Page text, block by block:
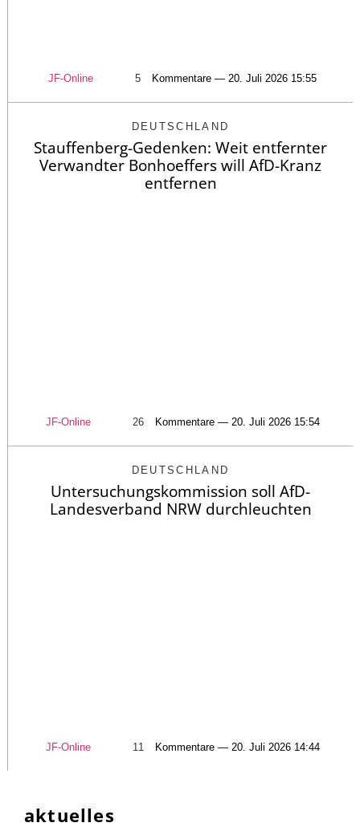
JF-Online 5 Kommentare — 20. Juli 2026 15:55
DEUTSCHLAND
Stauffenberg-Gedenken: Weit entfernter
Verwandter Bonhoeffers will AfD-Kranz
entfernen
JF-Online 26 Kommentare — 20. Juli 2026 15:54
DEUTSCHLAND
Untersuchungskommission soll AfD-
Landesverband NRW durchleuchten
JF-Online 11 Kommentare — 20. Juli 2026 14:44
aktuelles